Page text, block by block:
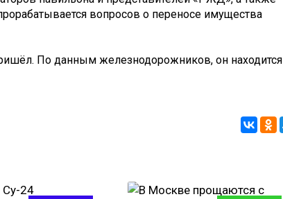
вопросов о переносе имущества
По данным железнодорожников, он находится